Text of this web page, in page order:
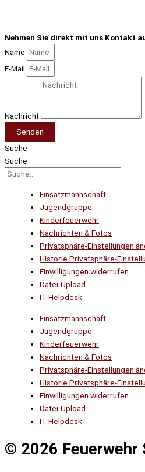
Nehmen Sie direkt mit uns Kontakt
Name
E-Mail
Nachricht
Senden
Suche
Suche
Einsatzmannschaft
Jugendgruppe
Kinderfeuerwehr
Nachrichten & Fotos
Privatsphäre-Einstellungen
Historie Privatsphäre-
Einwilligungen widerrufen
Datei-Upload
IT-Helpdesk
Einsatzmannschaft
Jugendgruppe
Kinderfeuerwehr
Nachrichten & Fotos
Privatsphäre-Einstellungen
Historie Privatsphäre-
Einwilligungen widerrufen
Datei-Upload
IT-Helpdesk
© 2026 Feuerwehr